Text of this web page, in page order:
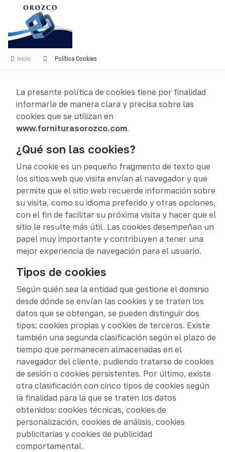
Inicio Política Cookies
La presente política de cookies tiene por finalidad
informarle de manera clara y precisa sobre las
cookies que se utilizan en
www.forniturasorozco.com.
¿Qué son las cookies?
Una cookie es un pequeño fragmento de texto que
los sitios web que visita envían al navegador y que
permite que el sitio web recuerde información sobre
su visita, como su idioma preferido y otras opciones,
con el fin de facilitar su próxima visita y hacer que el
sitio le resulte más útil. Las cookies desempeñan un
papel muy importante y contribuyen a tener una
mejor experiencia de navegación para el usuario.
Tipos de cookies
Según quién sea la entidad que gestione el dominio
desde dónde se envían las cookies y se traten los
datos que se obtengan, se pueden distinguir dos
tipos: cookies propias y cookies de terceros. Existe
también una segunda clasificación según el plazo de
tiempo que permanecen almacenadas en el
navegador del cliente, pudiendo tratarse de cookies
de sesión o cookies persistentes. Por último, existe
otra clasificación con cinco tipos de cookies según
la finalidad para la que se traten los datos
obtenidos: cookies técnicas, cookies de
personalización, cookies de análisis, cookies
publicitarias y cookies de publicidad
comportamental.